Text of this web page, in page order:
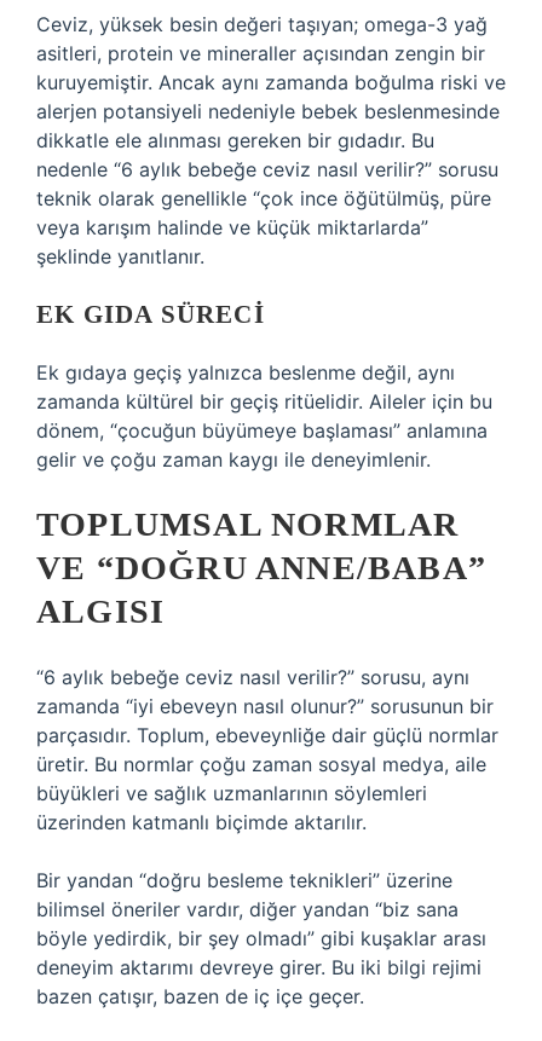
Ceviz, yüksek besin değeri taşıyan; omega-3 yağ
asitleri, protein ve mineraller açısından zengin bir
kuruyemiştir. Ancak aynı zamanda boğulma riski ve
alerjen potansiyeli nedeniyle bebek beslenmesinde
dikkatle ele alınması gereken bir gıdadır. Bu
nedenle “6 aylık bebeğe ceviz nasıl verilir?” sorusu
teknik olarak genellikle “çok ince öğütülmüş, püre
veya karışım halinde ve küçük miktarlarda”
şeklinde yanıtlanır.
EK GIDA SÜRECI
Ek gıdaya geçiş yalnızca beslenme değil, aynı
zamanda kültürel bir geçiş ritüelidir. Aileler için bu
dönem, “çocuğun büyümeye başlaması” anlamına
gelir ve çoğu zaman kaygı ile deneyimlenir.
TOPLUMSAL NORMLAR
VE “DOĞRU ANNE/BABA”
ALGISI
“6 aylık bebeğe ceviz nasıl verilir?” sorusu, aynı
zamanda “iyi ebeveyn nasıl olunur?” sorusunun bir
parçasıdır. Toplum, ebeveynliğe dair güçlü normlar
üretir. Bu normlar çoğu zaman sosyal medya, aile
büyükleri ve sağlık uzmanlarının söylemleri
üzerinden katmanlı biçimde aktarılır.
Bir yandan “doğru besleme teknikleri” üzerine
bilimsel öneriler vardır, diğer yandan “biz sana
böyle yedirdik, bir şey olmadı” gibi kuşaklar arası
deneyim aktarımı devreye girer. Bu iki bilgi rejimi
bazen çatışır, bazen de iç içe geçer.